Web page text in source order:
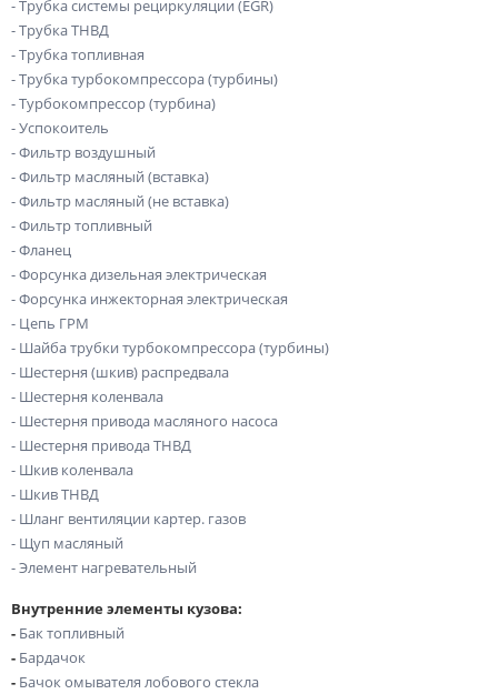
- Трубка системы рециркуляции (EGR)
- Трубка ТНВД
- Трубка топливная
- Трубка турбокомпрессора (турбины)
- Турбокомпрессор (турбина)
- Успокоитель
- Фильтр воздушный
- Фильтр масляный (вставка)
- Фильтр масляный (не вставка)
- Фильтр топливный
- Фланец
- Форсунка дизельная электрическая
- Форсунка инжекторная электрическая
- Цепь ГРМ
- Шайба трубки турбокомпрессора (турбины)
- Шестерня (шкив) распредвала
- Шестерня коленвала
- Шестерня привода масляного насоса
- Шестерня привода ТНВД
- Шкив коленвала
- Шкив ТНВД
- Шланг вентиляции картер. газов
- Щуп масляный
- Элемент нагревательный
Внутренние элементы кузова:
- Бак топливный
- Бардачок
- Бачок омывателя лобового стекла